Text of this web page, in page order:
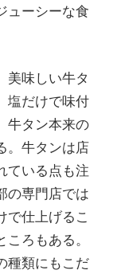
ューシーな食
美味しい牛タ
塩だけで味付
牛タン本来の
。牛タンは店
ている点も注
の専門店では
で仕上げるこ
ろもある。
種類にもこだ